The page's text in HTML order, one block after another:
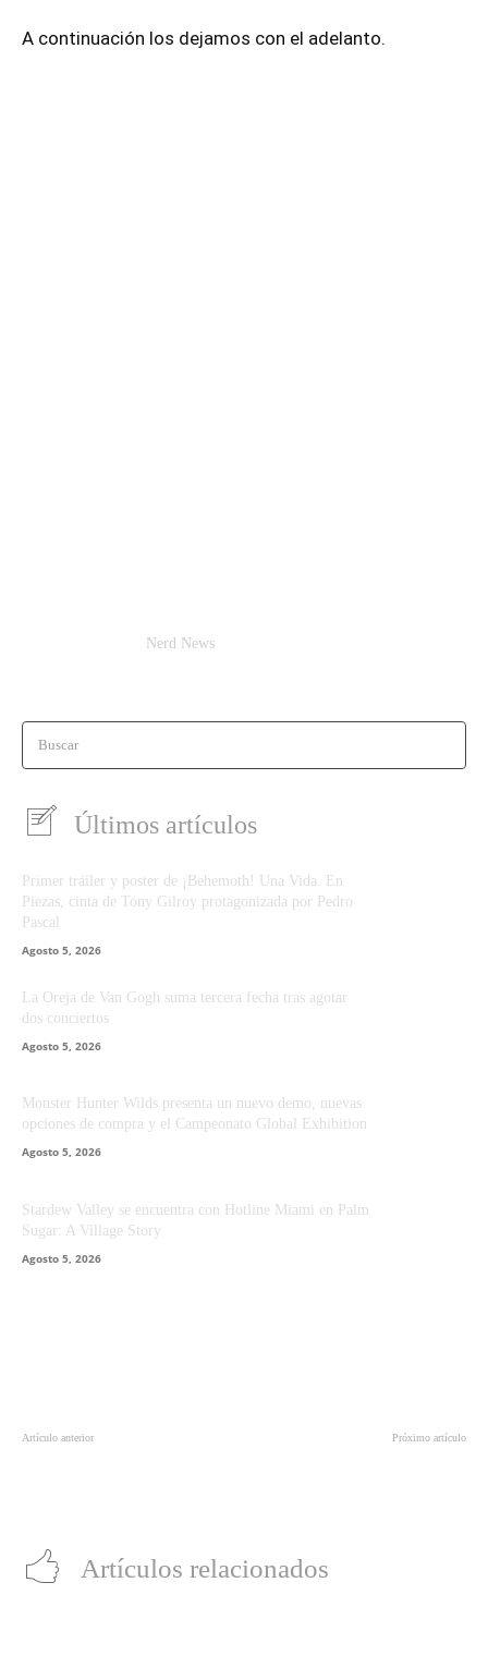
A continuación los dejamos con el adelanto.
Nerd News
Buscar
Últimos artículos
Primer tráiler y poster de ¡Behemoth! Una Vida. En
Piezas, cinta de Tony Gilroy protagonizada por Pedro
Pascal
Agosto 5, 2026
La Oreja de Van Gogh suma tercera fecha tras agotar
dos conciertos
Agosto 5, 2026
Monster Hunter Wilds presenta un nuevo demo, nuevas
opciones de compra y el Campeonato Global Exhibition
Agosto 5, 2026
Stardew Valley se encuentra con Hotline Miami en Palm
Sugar: A Village Story
Agosto 5, 2026
Artículo anterior Próximo artículo
Artículos relacionados